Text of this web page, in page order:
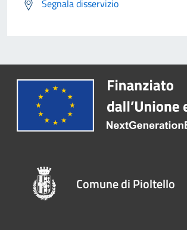
Segnala disservizio
Comune di Pioltello